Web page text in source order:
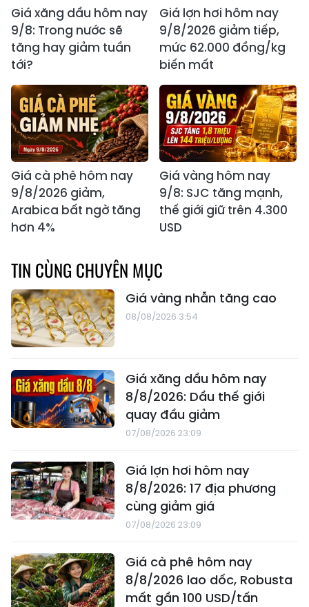
Giá xăng dầu hôm nay
9/8: Trong nước sẽ
tăng hay giảm tuần
tới?
Giá lợn hơi hôm nay
9/8/2026 giảm tiếp,
mức 62.000 đồng/kg
biến mất
Giá cà phê hôm nay
9/8/2026 giảm,
Arabica bất ngờ tăng
hơn 4%
Giá vàng hôm nay
9/8: SJC tăng mạnh,
thế giới giữ trên 4.300
USD
TIN CÙNG CHUYÊN MỤC
Giá vàng nhẫn tăng cao
08/08/2026 3:54
Giá xăng dầu hôm nay
8/8/2026: Dầu thế giới
quay đầu giảm
07/08/2026 23:09
Giá lợn hơi hôm nay
8/8/2026: 17 địa phương
cùng giảm giá
07/08/2026 23:09
Giá cà phê hôm nay
8/8/2026 lao dốc, Robusta
mất gần 100 USD/tấn